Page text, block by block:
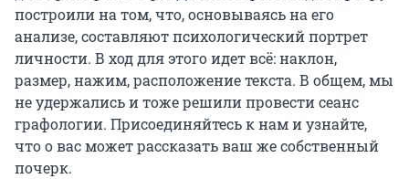
построили на том, что, основываясь на его
анализе, составляют психологический портрет
личности. В ход для этого идет всё: наклон,
размер, нажим, расположение текста. В общем, мы
не удержались и тоже решили провести сеанс
графологии. Присоединяйтесь к нам и узнайте,
что о вас может рассказать ваш же собственный
почерк.